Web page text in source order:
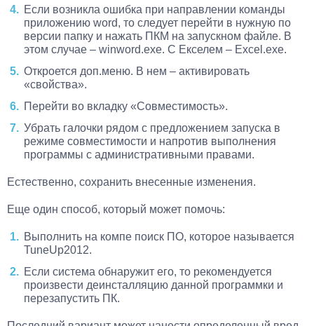
Если возникла ошибка при направлении команды
приложению word, то следует перейти в нужную по
версии папку и нажать ПКМ на запускном файле. В
этом случае – winword.exe. С Екселем – Excel.exe.
Откроется доп.меню. В нем – активировать
«свойства».
Перейти во вкладку «Совместимость».
Убрать галочки рядом с предложением запуска в
режиме совместимости и напротив выполнения
программы с административными правами.
Естественно, сохранить внесенные изменения.
Еще один способ, который может помочь:
Выполнить на компе поиск ПО, которое называется
TuneUp2012.
Если система обнаружит его, то рекомендуется
произвести деинсталляцию данной программки и
перезапустить ПК.